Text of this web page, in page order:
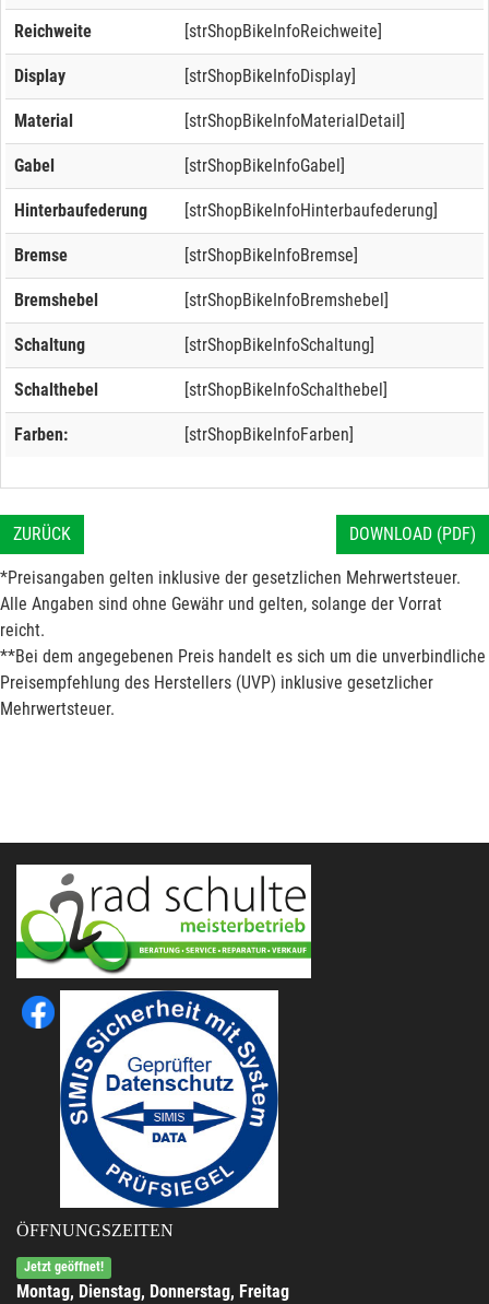
Reichweite [strShopBikeInfoReichweite]
Display [strShopBikeInfoDisplay]
Material [strShopBikeInfoMaterialDetail]
Gabel [strShopBikeInfoGabel]
Hinterbaufederung [strShopBikeInfoHinterbaufederung]
Bremse [strShopBikeInfoBremse]
Bremshebel [strShopBikeInfoBremshebel]
Schaltung [strShopBikeInfoSchaltung]
Schalthebel [strShopBikeInfoSchalthebel]
Farben: [strShopBikeInfoFarben]
ZURÜCK DOWNLOAD (PDF)
*Preisangaben gelten inklusive der gesetzlichen Mehrwertsteuer.
Alle Angaben sind ohne Gewähr und gelten, solange der Vorrat
reicht.
**Bei dem angegebenen Preis handelt es sich um die unverbindliche
Preisempfehlung des Herstellers (UVP) inklusive gesetzlicher
Mehrwertsteuer.
ÖFFNUNGSZEITEN
Jetzt geöffnet!
Montag, Dienstag, Donnerstag, Freitag